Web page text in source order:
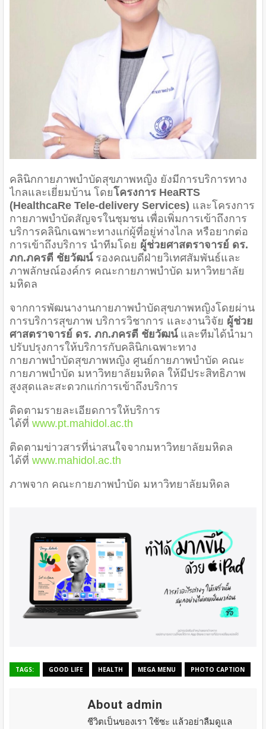
คลินิกกายภาพบำบัดสุขภาพหญิง ยังมีการบริการทาง
ไกลและเยี่ยมบ้าน โดยโครงการ HeaRTS
(HealthcaRe Tele-delivery Services) และโครงการ
กายภาพบำบัดสัญจรในชุมชน เพื่อเพิ่มการเข้าถึงการ
บริการคลินิกเฉพาะทางแก่ผู้ที่อยู่ห่างไกล หรือยากต่อ
การเข้าถึงบริการ นำทีมโดย ผู้ช่วยศาสตราจารย์ ดร.
ภก.ภครตี ชัยวัฒน์ รองคณบดีฝ่ายวิเทศสัมพันธ์และ
ภาพลักษณ์องค์กร คณะกายภาพบำบัด มหาวิทยาลัย
มหิดล
จากการพัฒนางานกายภาพบำบัดสุขภาพหญิงโดยผ่าน
การบริการสุขภาพ บริการวิชาการ และงานวิจัย ผู้ช่วย
ศาสตราจารย์ ดร. ภก.ภครตี ชัยวัฒน์ และทีมได้นำมา
ปรับปรุงการให้บริการกับคลินิกเฉพาะทาง
กายภาพบำบัดสุขภาพหญิง ศูนย์กายภาพบำบัด คณะ
กายภาพบำบัด มหาวิทยาลัยมหิดล ให้มีประสิทธิภาพ
สูงสุดและสะดวกแก่การเข้าถึงบริการ
ติดตามรายละเอียดการให้บริการ
ได้ที่ www.pt.mahidol.ac.th
ติดตามข่าวสารที่น่าสนใจจากมหาวิทยาลัยมหิดล
ได้ที่ www.mahidol.ac.th
ภาพจาก คณะกายภาพบำบัด มหาวิทยาลัยมหิดล
TAGS: GOOD LIFE HEALTH MEGA MENU PHOTO CAPTION
About admin
ชีวิตเป็นของเรา ใช้ซะ แล้วอย่าลืมดูแล